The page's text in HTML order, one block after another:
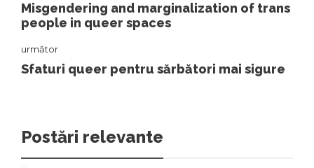
Misgendering and marginalization of trans
people in queer spaces
următor
Sfaturi queer pentru sărbători mai sigure
Postări relevante